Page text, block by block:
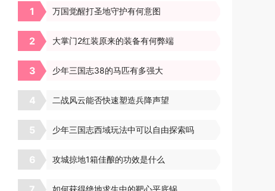
1 万国觉醒打圣地守护有何意图
2 大掌门2红装原来的装备有何弊端
3 少年三国志38的马匹有多强大
4 二战风云能否快速塑造兵降声望
5 少年三国志西域玩法中可以自由探索吗
6 攻城掠地1箱佳酿的功效是什么
如何获得绝地求生中的靶心平底锅